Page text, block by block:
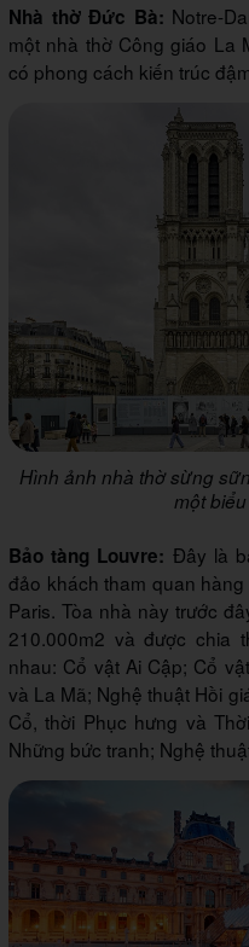
Nhà thờ Đức Bà: Notre-
một nhà thờ Công giáo La
có phong cách kiến trúc
Hình ảnh nhà thờ sừng
một
Bảo tàng Louvre: Đây là
đảo khách tham quan
Paris. Tòa nhà này trước
210.000m2 và được chia
nhau: Cổ vật Ai Cập; Cổ
và La Mã; Nghệ thuật Hồi
Cổ, thời Phục hưng và
Những bức tranh; Nghệ